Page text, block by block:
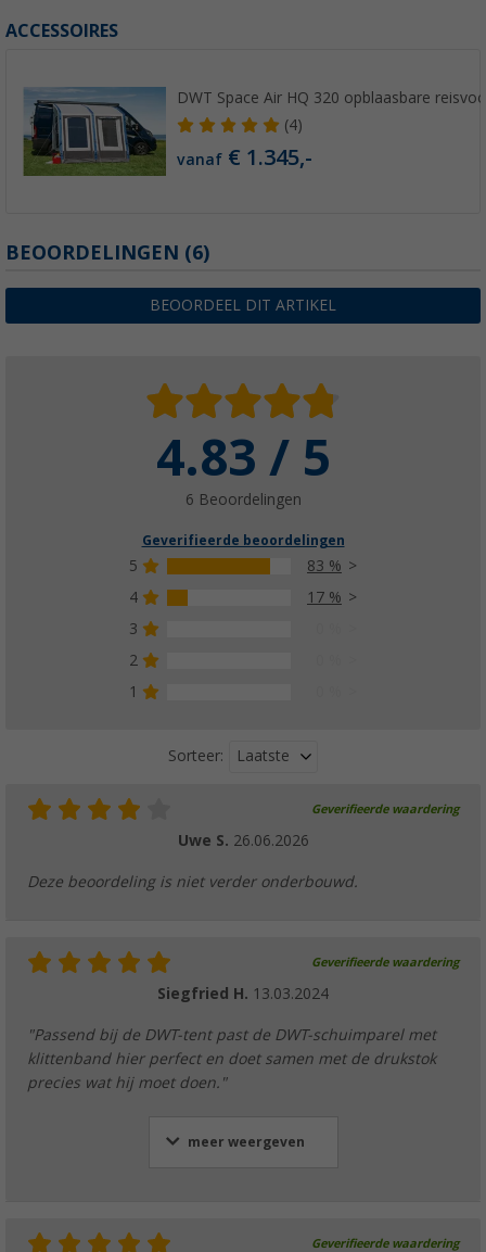
ACCESSOIRES
DWT Space Air HQ 320 opblaasbare
(4)
vanaf € 1.345,-
BEOORDELINGEN (6)
BEOORDEEL DIT ARTIKEL
4.83 / 5
6 Beoordelingen
Geverifieerde beoordelingen
5
83 %
4
17 %
3
2
1
Sorteer: Laatste
Geverifieerde waardering
Uwe S. 26.06.2026
Deze beoordeling is niet verder onderbouwd.
Geverifieerde waardering
Siegfried H. 13.03.2024
"Passend bij de DWT-tent past de DWT-schuimparel met
klittenband hier perfect en doet samen met de drukstok
precies wat hij moet doen."
meer weergeven
Geverifieerde waardering